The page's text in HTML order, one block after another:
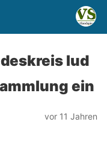
lud
ein
vor 11 Jahren